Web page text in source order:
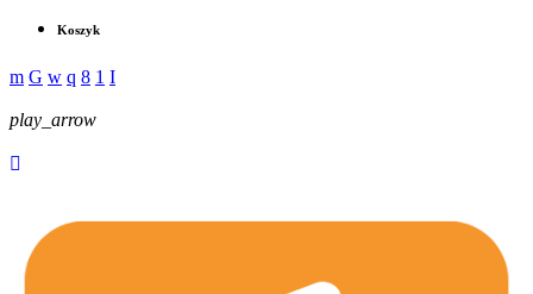
Koszyk
play_arrow